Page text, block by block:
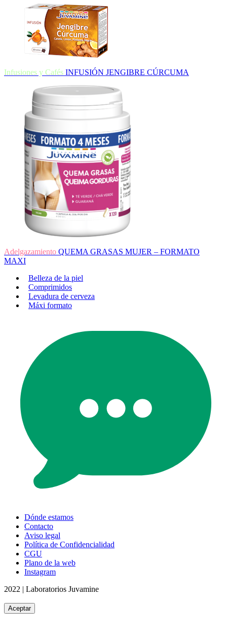
Infusiones y Cafés INFUSIÓN JENGIBRE CÚRCUMA
Adelgazamiento QUEMA GRASAS MUJER – FORMATO
MAXI
Belleza de la piel
Comprimidos
Levadura de cerveza
Máxi formato
Dónde estamos
Contacto
Aviso legal
Política de Confidencialidad
CGU
Plano de la web
Instagram
2022 | Laboratorios Juvamine
Aceptar